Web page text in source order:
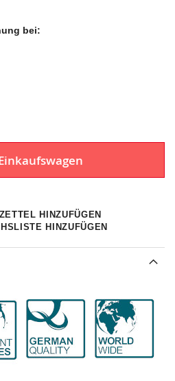
bei:
HINZUFÜGEN
HINZUFÜGEN